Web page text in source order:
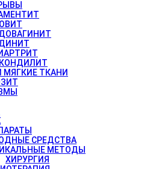
ТКАНИ
СРЕДСТВА
МЕТОДЫ
ХИРУРГИЯ